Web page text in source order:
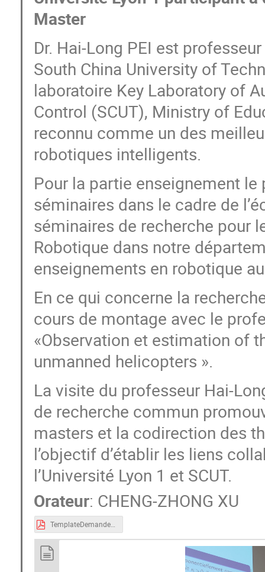
Master
Dr. Hai-Long PEI est
South China University of
laboratoire Key Laboratory of
Control (SCUT), Ministry of
reconnu comme un des
robotiques intelligents.
Pour la partie enseignement
séminaires dans le cadre de
séminaires de recherche pour
Robotique dans notre
enseignements en robotique
En ce qui concerne la
cours de montage avec le
«Observation et estimation of
unmanned helicopters ».
La visite du professeur Hai-
de recherche commun
masters et la codirection des
l’objectif d’établir les liens
l’Université Lyon 1 et SCUT.
Orateur: CHENG-ZHONG XU
TemplateDemandeFinancementGIEIFEdition2024.pdf